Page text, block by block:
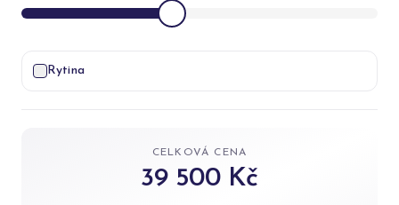
Rytina
CELKOVÁ CENA
39 500 Kč